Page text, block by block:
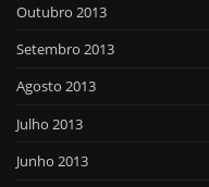
Outubro 2013
Setembro 2013
Agosto 2013
Julho 2013
Junho 2013